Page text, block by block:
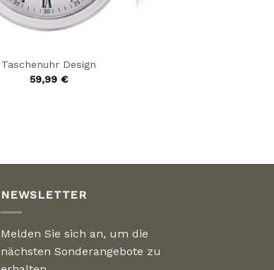
Taschenuhr Design
59,99 €
NEWSLETTER
Melden Sie sich an, um die
nächsten Sonderangebote zu